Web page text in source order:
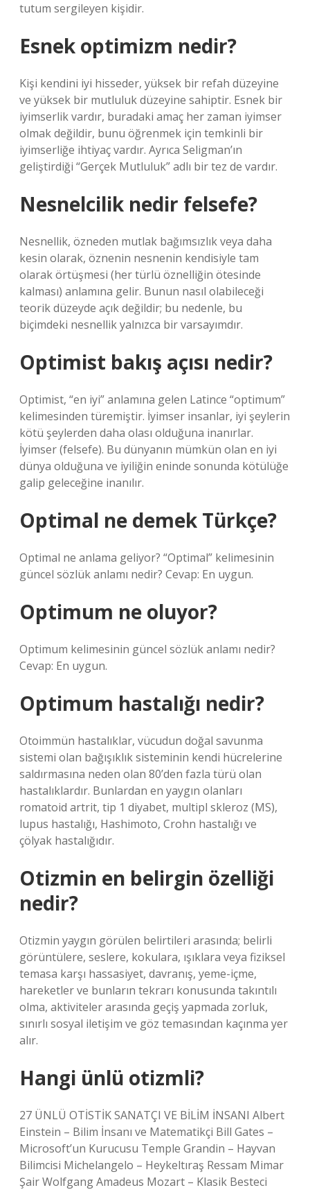
tutum sergileyen kişidir.
Esnek optimizm nedir?
Kişi kendini iyi hisseder, yüksek bir refah düzeyine
ve yüksek bir mutluluk düzeyine sahiptir. Esnek bir
iyimserlik vardır, buradaki amaç her zaman iyimser
olmak değildir, bunu öğrenmek için temkinli bir
iyimserliğe ihtiyaç vardır. Ayrıca Seligman’ın
geliştirdiği “Gerçek Mutluluk” adlı bir tez de vardır.
Nesnelcilik nedir felsefe?
Nesnellik, özneden mutlak bağımsızlık veya daha
kesin olarak, öznenin nesnenin kendisiyle tam
olarak örtüşmesi (her türlü öznelliğin ötesinde
kalması) anlamına gelir. Bunun nasıl olabileceği
teorik düzeyde açık değildir; bu nedenle, bu
biçimdeki nesnellik yalnızca bir varsayımdır.
Optimist bakış açısı nedir?
Optimist, “en iyi” anlamına gelen Latince “optimum”
kelimesinden türemiştir. İyimser insanlar, iyi şeylerin
kötü şeylerden daha olası olduğuna inanırlar.
İyimser (felsefe). Bu dünyanın mümkün olan en iyi
dünya olduğuna ve iyiliğin eninde sonunda kötülüğe
galip geleceğine inanılır.
Optimal ne demek Türkçe?
Optimal ne anlama geliyor? “Optimal” kelimesinin
güncel sözlük anlamı nedir? Cevap: En uygun.
Optimum ne oluyor?
Optimum kelimesinin güncel sözlük anlamı nedir?
Cevap: En uygun.
Optimum hastalığı nedir?
Otoimmün hastalıklar, vücudun doğal savunma
sistemi olan bağışıklık sisteminin kendi hücrelerine
saldırmasına neden olan 80’den fazla türü olan
hastalıklardır. Bunlardan en yaygın olanları
romatoid artrit, tip 1 diyabet, multipl skleroz (MS),
lupus hastalığı, Hashimoto, Crohn hastalığı ve
çölyak hastalığıdır.
Otizmin en belirgin özelliği
nedir?
Otizmin yaygın görülen belirtileri arasında; belirli
görüntülere, seslere, kokulara, ışıklara veya fiziksel
temasa karşı hassasiyet, davranış, yeme-içme,
hareketler ve bunların tekrarı konusunda takıntılı
olma, aktiviteler arasında geçiş yapmada zorluk,
sınırlı sosyal iletişim ve göz temasından kaçınma yer
alır.
Hangi ünlü otizmli?
27 ÜNLÜ OTİSTİK SANATÇI VE BİLİM İNSANI Albert
Einstein – Bilim İnsanı ve Matematikçi Bill Gates –
Microsoft’un Kurucusu Temple Grandin – Hayvan
Bilimcisi Michelangelo – Heykeltıraş Ressam Mimar
Şair Wolfgang Amadeus Mozart – Klasik Besteci